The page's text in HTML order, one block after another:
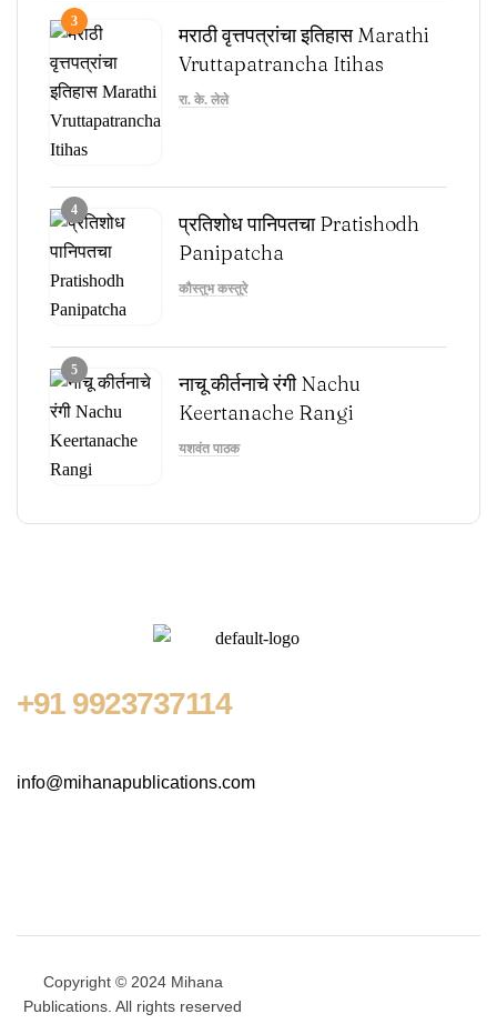
3
मराठी वृत्तपत्रांचा इतिहास Marathi
Vruttapatrancha Itihas
रा. के. लेले
4
प्रतिशोध पानिपतचा Pratishodh
Panipatcha
कौस्तुभ कस्तुरे
5
नाचू कीर्तनाचे रंगी Nachu
Keertanache Rangi
यशवंत पाठक
+91 9923737114
info@mihanapublications.com
Copyright © 2024 Mihana
Publications. All rights reserved